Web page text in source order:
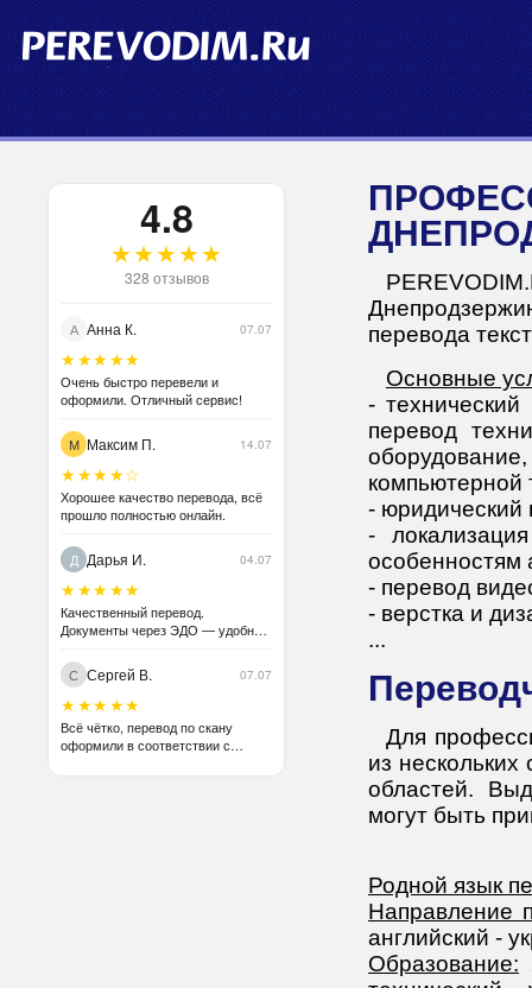
4.8
★★★★★
328 отзывов
А Анна К. 07.07
★★★★★
Очень быстро перевели и
оформили. Отличный сервис!
М Максим П. 14.07
★★★★☆
Хорошее качество перевода, всё
прошло полностью онлайн.
Д Дарья И. 04.07
★★★★★
Качественный перевод.
Документы через ЭДО — удобно
С Сергей В. 07.07
★★★★★
Всё чётко, перевод по скану
оформили в соответствии с
ПРОФЕССИОНАЛЬНЫЙ ПЕРЕВОД В Г.
перевода
Основные
- технический
перевод
- юридический
-
особенностям
- перевод
- верстка и
...
Для
из
областей.
могут быть
Родной язык
Направление
английский -
Образование: